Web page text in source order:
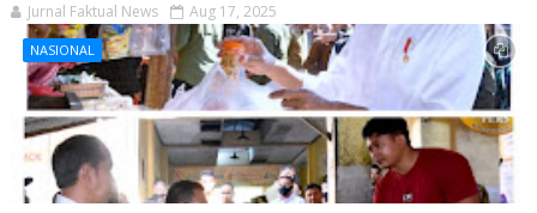
Jurnal Faktual News Aug 17, 2025
NASIONAL